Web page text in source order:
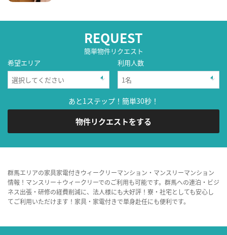
REQUEST
簡単物件リクエスト
希望エリア
利用人数
あと1ステップ！簡単30秒！
物件リクエストをする
群馬エリアの家具家電付きウィークリーマンション・マンスリーマンション
情報！マンスリー＋ウィークリーでのご利用も可能です。群馬への連泊・ビジ
ネス出張・研修の経費削減に、法人様にも大好評！寮・社宅としても安心し
てご利用いただけます！家具・家電付きで単身赴任にも便利です。